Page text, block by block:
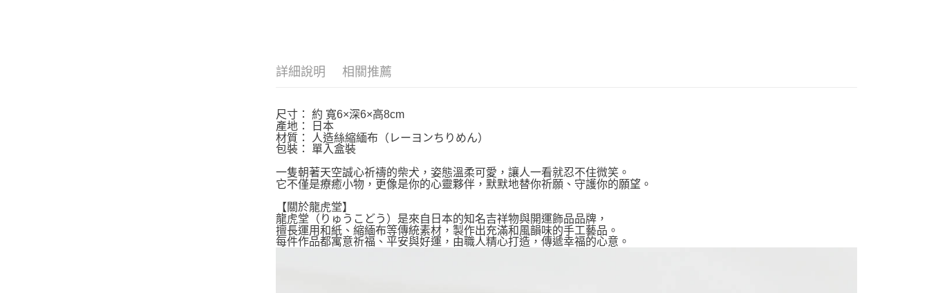
詳細說明 相關推薦
尺寸： 約 寬6×深6×高8cm
產地： 日本
材質： 人造絲縮緬布（レーヨンちりめん）
包裝： 單入盒裝
一隻朝著天空誠心祈禱的柴犬，姿態溫柔可愛，讓人一看就忍不住微笑。
它不僅是療癒小物，更像是你的心靈夥伴，默默地替你祈願、守護你的願望。
【關於龍虎堂】
龍虎堂（りゅうこどう）是來自日本的知名吉祥物與開運飾品品牌，
擅長運用和紙、縮緬布等傳統素材，製作出充滿和風韻味的手工藝品。
每件作品都寓意祈福、平安與好運，由職人精心打造，傳遞幸福的心意。